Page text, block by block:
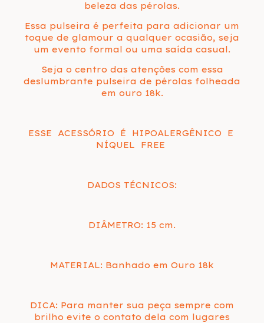
beleza das pérolas.
Essa pulseira é perfeita para adicionar um
toque de glamour a qualquer ocasião, seja
um evento formal ou uma saída casual.
Seja o centro das atenções com essa
deslumbrante pulseira de pérolas folheada
em ouro 18k.
ESSE ACESSÓRIO É HIPOALERGÊNICO E
NÍQUEL FREE
DADOS TÉCNICOS:
DIÂMETRO: 15 cm.
MATERIAL: Banhado em Ouro 18k
DICA: Para manter sua peça sempre com
brilho evite o contato dela com lugares